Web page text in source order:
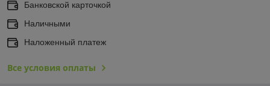
Банковской карточкой
Наличными
Наложенный платеж
Все условия оплаты